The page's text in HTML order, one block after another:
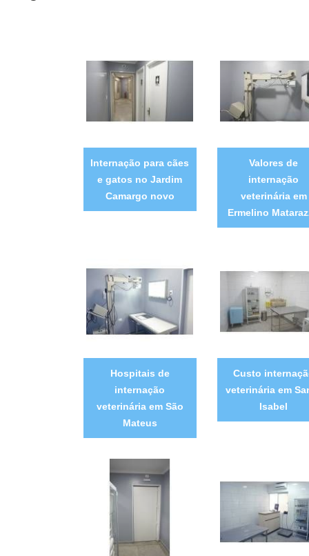
Internação para cães
e gatos no Jardim
Camargo novo
Valores de
internação
veterinária em
Ermelino
Hospitais de
internação
veterinária em São
Mateus
Custo
veterinária em
Isabel